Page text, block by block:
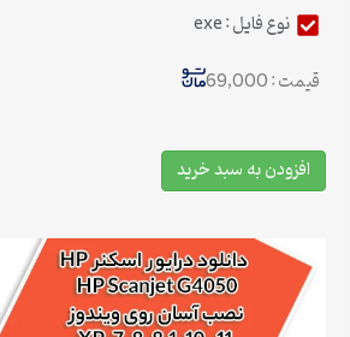
نوع فایل : exe
قیمت : 69,000
افزودن به سبد خرید